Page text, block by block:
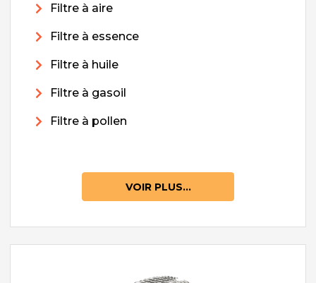
Filtre à aire
Filtre à essence
Filtre à huile
Filtre à gasoil
Filtre à pollen
VOIR PLUS...